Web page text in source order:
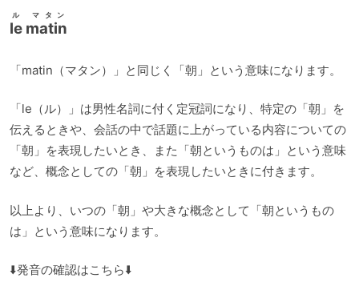
レ
ー
ヤ
le matin
ル マタン
「matin（マタン）」と同じく「朝」という意味になります。
「le（ル）」は男性名詞に付く定冠詞になり、特定の「朝」を
伝えるときや、会話の中で話題に上がっている内容についての
「朝」を表現したいとき、また「朝というものは」という意味
など、概念としての「朝」を表現したいときに付きます。
以上より、いつの「朝」や大きな概念として「朝というもの
は」という意味になります。
⬇️発音の確認はこちら⬇️